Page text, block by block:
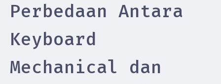
Perbedaan Antara
Keyboard
Mechanical dan